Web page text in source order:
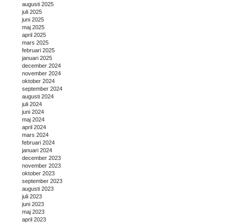
augusti 2025
juli 2025
juni 2025
maj 2025
april 2025
mars 2025
februari 2025
januari 2025
december 2024
november 2024
oktober 2024
september 2024
augusti 2024
juli 2024
juni 2024
maj 2024
april 2024
mars 2024
februari 2024
januari 2024
december 2023
november 2023
oktober 2023
september 2023
augusti 2023
juli 2023
juni 2023
maj 2023
april 2023